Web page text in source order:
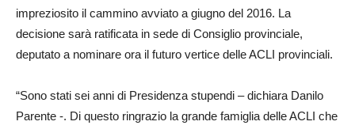
impreziosito il cammino avviato a giugno del 2016. La
decisione sarà ratificata in sede di Consiglio provinciale,
deputato a nominare ora il futuro vertice delle ACLI provinciali.
“Sono stati sei anni di Presidenza stupendi – dichiara Danilo
Parente -. Di questo ringrazio la grande famiglia delle ACLI che